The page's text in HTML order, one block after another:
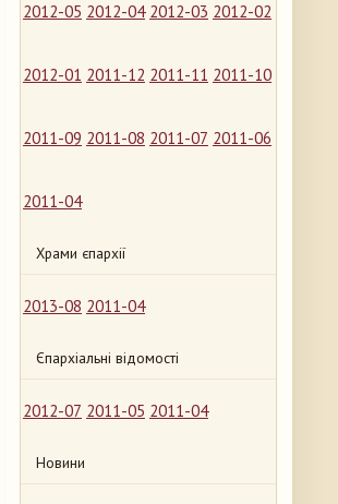
2012-05 2012-04 2012-03 2012-02
2012-01 2011-12 2011-11 2011-10
2011-09 2011-08 2011-07 2011-06
2011-04
Храми єпархії
2013-08 2011-04
Єпархіальні відомості
2012-07 2011-05 2011-04
Новини